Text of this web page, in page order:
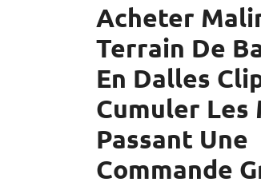
Acheter
Terrain De
En Dalles
Cumuler Les
Passant Une
Commande